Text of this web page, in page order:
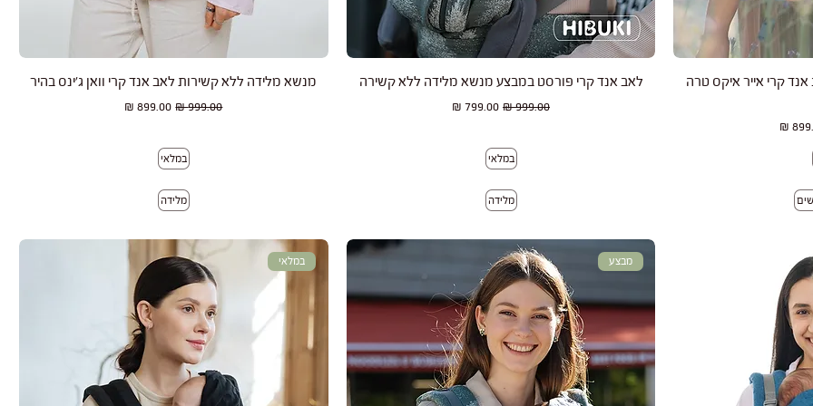
קרי אייר איקס טרה
מבצע
תצוגה מהירה
לאב אנד קרי פורסט במבצע מנשא מלידה ללא קשירה
מחיר רגיל מחיר מבצע
במלאי
מלידה
תצוגה מהירה
מנשא מלידה ללא קשירות לאב אנד קרי וואן ג'ינס בהיר
מחיר רגיל‏999.00 ‏₪ מחיר מבצע
במלאי
מלידה
מבצע במלאי